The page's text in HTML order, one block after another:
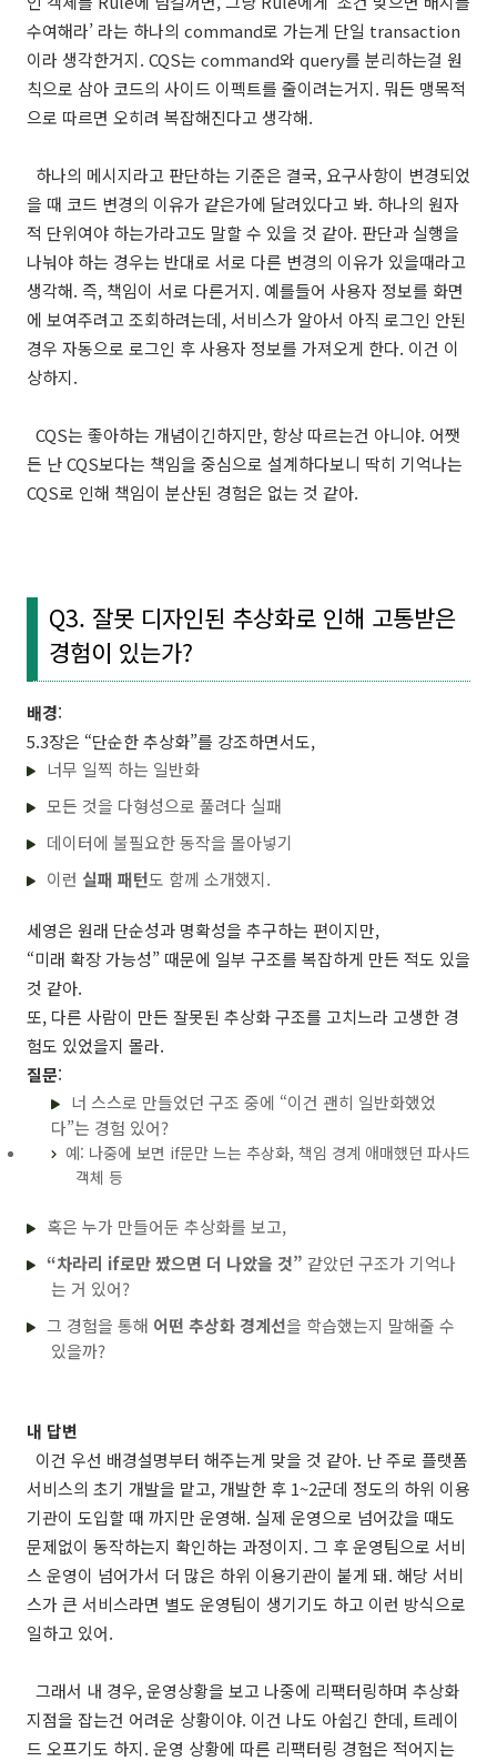
수여해라’ 라는 하나의 command로 가는게 단일 transaction
이라 생각한거지. CQS는 command와 query를 분리하는걸 원
칙으로 삼아 코드의 사이드 이펙트를 줄이려는거지. 뭐든 맹목적
으로 따르면 오히려 복잡해진다고 생각해.
하나의 메시지라고 판단하는 기준은 결국, 요구사항이 변경되었
을 때 코드 변경의 이유가 같은가에 달려있다고 봐. 하나의 원자
적 단위여야 하는가라고도 말할 수 있을 것 같아. 판단과 실행을
나눠야 하는 경우는 반대로 서로 다른 변경의 이유가 있을때라고
생각해. 즉, 책임이 서로 다른거지. 예를들어 사용자 정보를 화면
에 보여주려고 조회하려는데, 서비스가 알아서 아직 로그인 안된
경우 자동으로 로그인 후 사용자 정보를 가져오게 한다. 이건 이
상하지.
CQS는 좋아하는 개념이긴하지만, 항상 따르는건 아니야. 어쨋
든 난 CQS보다는 책임을 중심으로 설계하다보니 딱히 기억나는
CQS로 인해 책임이 분산된 경험은 없는 것 같아.
Q3. 잘못 디자인된 추상화로 인해 고통받은
경험이 있는가?
배경:
5.3장은 “단순한 추상화”를 강조하면서도,
너무 일찍 하는 일반화
모든 것을 다형성으로 풀려다 실패
데이터에 불필요한 동작을 몰아넣기
이런 실패 패턴도 함께 소개했지.
세영은 원래 단순성과 명확성을 추구하는 편이지만,
“미래 확장 가능성” 때문에 일부 구조를 복잡하게 만든 적도 있을
것 같아.
또, 다른 사람이 만든 잘못된 추상화 구조를 고치느라 고생한 경
험도 있었을지 몰라.
질문:
너 스스로 만들었던 구조 중에 “이건 괜히 일반화했었
다”는 경험 있어?
예: 나중에 보면 if문만 느는 추상화, 책임 경계 애매했던 파사드
객체 등
혹은 누가 만들어둔 추상화를 보고,
“차라리 if로만 짰으면 더 나았을 것” 같았던 구조가 기억나
는 거 있어?
그 경험을 통해 어떤 추상화 경계선을 학습했는지 말해줄 수
있을까?
내 답변
이건 우선 배경설명부터 해주는게 맞을 것 같아. 난 주로 플랫폼
서비스의 초기 개발을 맡고, 개발한 후 1~2군데 정도의 하위 이용
기관이 도입할 때 까지만 운영해. 실제 운영으로 넘어갔을 때도
문제없이 동작하는지 확인하는 과정이지. 그 후 운영팀으로 서비
스 운영이 넘어가서 더 많은 하위 이용기관이 붙게 돼. 해당 서비
스가 큰 서비스라면 별도 운영팀이 생기기도 하고 이런 방식으로
일하고 있어.
그래서 내 경우, 운영상황을 보고 나중에 리팩터링하며 추상화
지점을 잡는건 어려운 상황이야. 이건 나도 아쉽긴 한데, 트레이
드 오프기도 하지. 운영 상황에 따른 리팩터링 경험은 적어지는